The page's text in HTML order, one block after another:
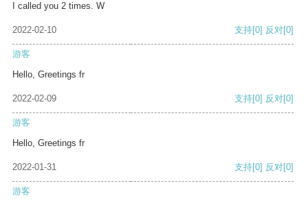
I called you 2 times. W
2022-02-10 支持[0] 反对[0]
游客
Hello, Greetings fr
2022-02-09 支持[0] 反对[0]
游客
Hello, Greetings fr
2022-01-31 支持[0] 反对[0]
游客